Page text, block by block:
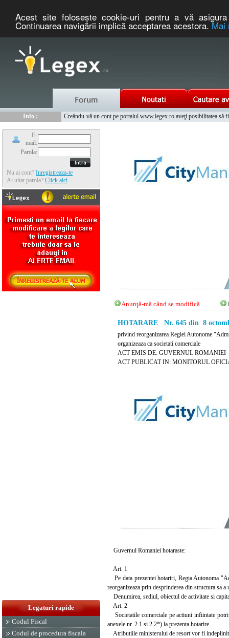
Acest site foloseşte cookie-uri pentru a vă
Continuarea navigării implică acceptarea acestora.Mai
Info :
www.tntauto.ro - Managementul Integrat al Parcului Auto
E-
mail:
Parola:
Nu ai cont? Inregistreaza-te
Ai uitat parola? Click aici
Legaturi rapide
Codul Fiscal
Codul de procedura fiscala
Anunţă-mă când se modifică
HOTARARE Nr. 645 din 8
privind reorganizarea Regiei Autonome
organizeaza ca societati comerciale
ACT EMIS DE: GUVERNUL ROMANIEI
ACT PUBLICAT IN: MONITORUL
Guvernul Romaniei hotaraste:
Art. 1
Pe data prezentei hotariri, Regia Autonoma
reorganizeaza prin desprinderea din structura sa
Denumirea, sediul, obiectul de activitate si
Art. 2
Societatile comerciale pe actiuni infiintate
anexele nr. 2.1 si 2.2*) la prezenta hotarire.
Atributiile ministerului de resort vor fi